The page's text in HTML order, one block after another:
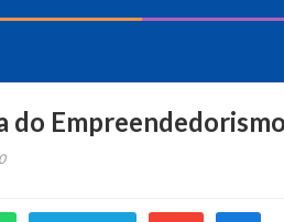
do
0